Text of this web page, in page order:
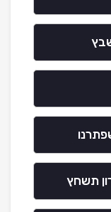
תשחץ